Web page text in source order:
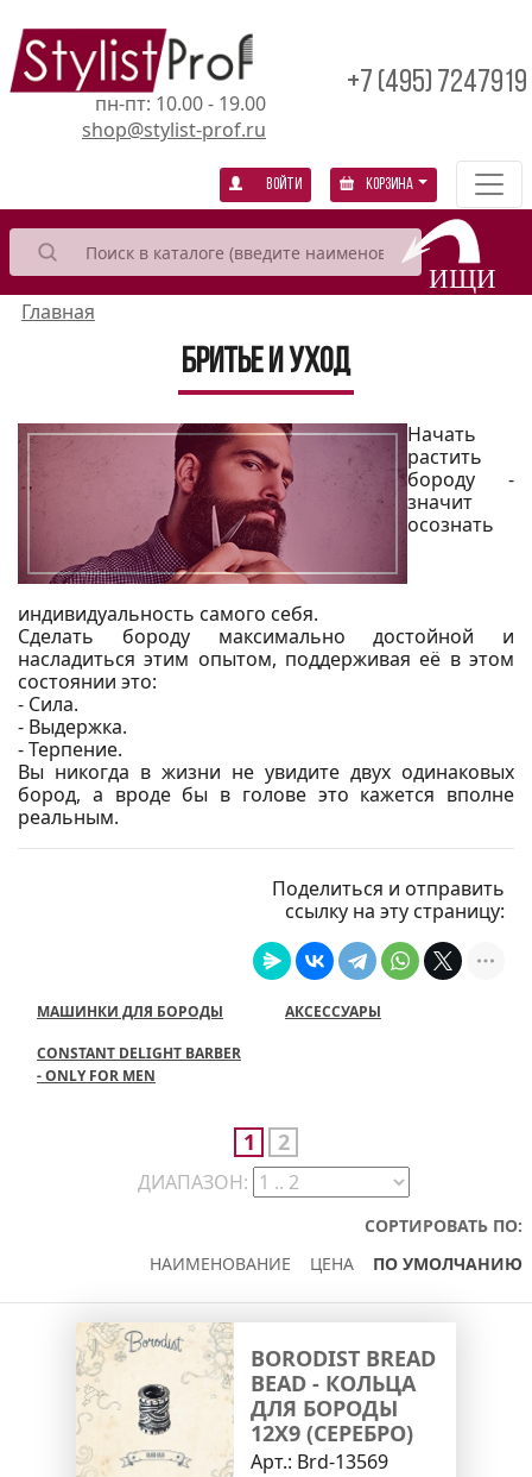
пн-пт: 10.00 - 19.00
shop@stylist-prof.ru
+7 (495) 7247919
Войти Корзина
Главная
Бритье и уход
Начать
растить
бороду -
значит
осознать
индивидуальность самого себя.
Сделать бороду максимально достойной и
насладиться этим опытом, поддерживая её в этом
состоянии это:
- Сила.
- Выдержка.
- Терпение.
Вы никогда в жизни не увидите двух одинаковых
бород, а вроде бы в голове это кажется вполне
реальным.
Поделиться и отправить
ссылку на эту страницу:
МАШИНКИ ДЛЯ БОРОДЫ АКСЕССУАРЫ
CONSTANT DELIGHT BARBER
- ONLY FOR MEN
1 2
ДИАПАЗОН:
СОРТИРОВАТЬ ПО:
НАИМЕНОВАНИЕ
ЦЕНА ПО УМОЛЧАНИЮ
BORODIST BREAD
BEAD - КОЛЬЦА
ДЛЯ БОРОДЫ
12X9 (СЕРЕБРО)
Арт.: Brd-13569